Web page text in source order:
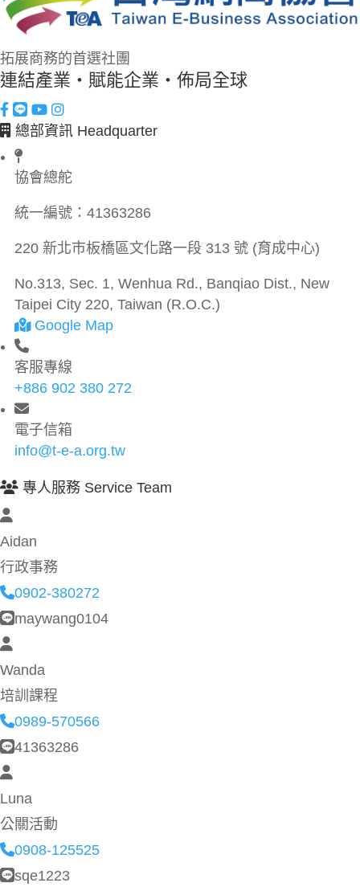
拓展商務的首選社團
連結產業・賦能企業・佈局全球
總部資訊 Headquarter
協會總舵
統一編號： 41363286
220 新北市板橋區文化路一段 313 號 (育成中心)
No.313, Sec. 1, Wenhua Rd., Banqiao Dist., New
Taipei City 220, Taiwan (R.O.C.)
Google Map
客服專線
+886 902 380 272
電子信箱
info@t-e-a.org.tw
專人服務 Service Team
Aidan
行政事務
0902-380272
maywang0104
Wanda
培訓課程
0989-570566
41363286
Luna
公關活動
0908-125525
sqe1223